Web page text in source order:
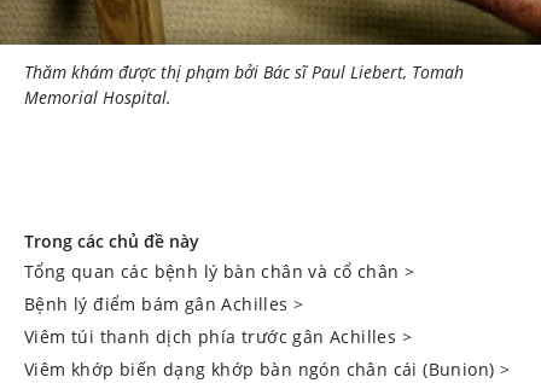
Thăm khám được thị phạm bởi Bác sĩ Paul Liebert, Tomah
Memorial Hospital.
Trong các chủ đề này
Tổng quan các bệnh lý bàn chân và cổ chân >
Bệnh lý điểm bám gân Achilles >
Viêm túi thanh dịch phía trước gân Achilles >
Viêm khớp biến dạng khớp bàn ngón chân cái (Bunion) >